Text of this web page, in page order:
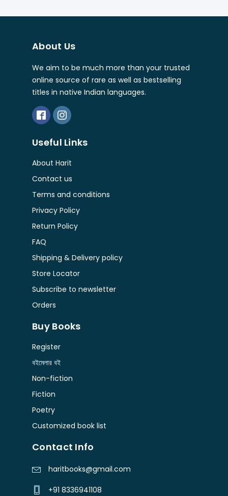
About Us
We aim to be much more than your trusted
online source of rare as well as bestselling
titles in native Indian languages.
Useful Links
About Harit
Contact us
Terms and conditions
Privacy Policy
Return Policy
FAQ
Shipping & Delivery policy
Store Locator
Subscribe to newsletter
Orders
Buy Books
Register
বইমেলার বই
Non-fiction
Fiction
Poetry
Customized book list
Contact Info
haritbooks@gmail.com
+91 8336941108